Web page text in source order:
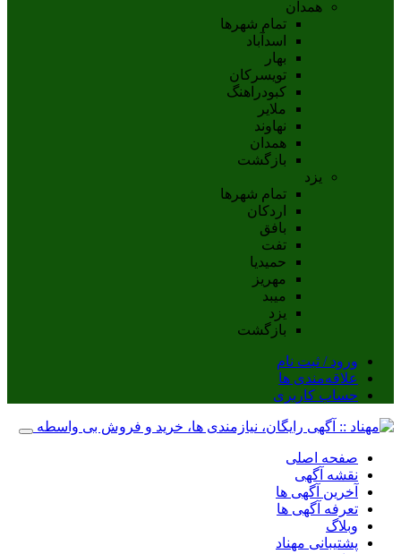
همدان
تمام شهر‌ها
اسدآباد
بهار
تويسرکان
کبودراهنگ
ملاير
نهاوند
همدان
بازگشت
یزد
تمام شهر‌ها
اردکان
بافق
تفت
حميديا
مهریز
ميبد
يزد
بازگشت
ورود / ثبت نام
علاقه‌مندی ها
حساب کاربری
صفحه اصلی
نقشه آگهی
آخرین آگهی ها
تعرفه آگهی ها
وبلاگ
پشتیبانی مهناد